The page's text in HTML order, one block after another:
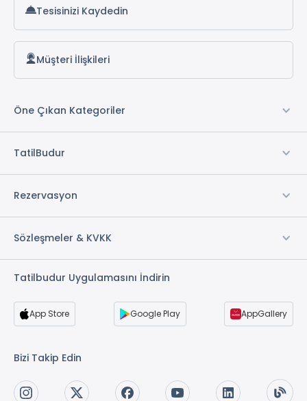
Tesisinizi Kaydedin
Müşteri İlişkileri
Öne Çıkan Kategoriler
TatilBudur
Rezervasyon
Sözleşmeler & KVKK
Tatilbudur Uygulamasını İndirin
App Store Google Play AppGallery
Bizi Takip Edin